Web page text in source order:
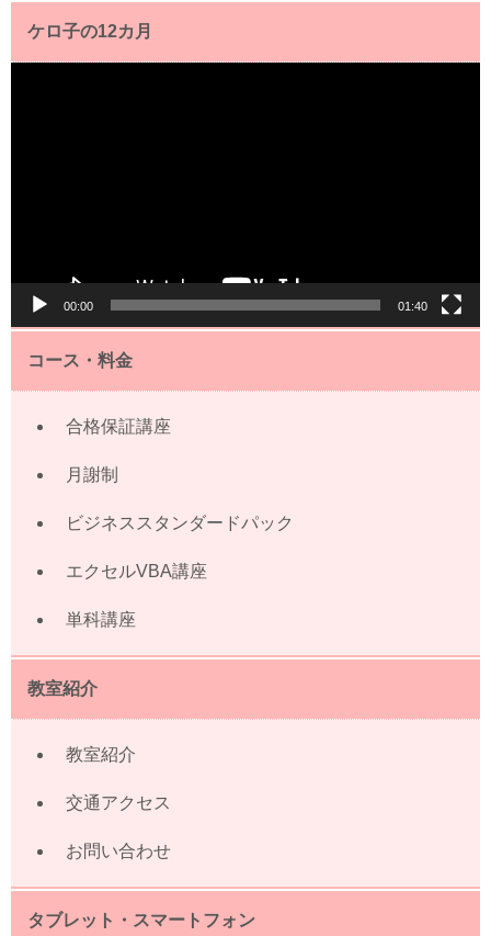
ケロ子の12カ月
00:00 01:40
コース・料金
合格保証講座
月謝制
ビジネススタンダードパック
エクセルVBA講座
単科講座
教室紹介
教室紹介
交通アクセス
お問い合わせ
タブレット・スマートフォン